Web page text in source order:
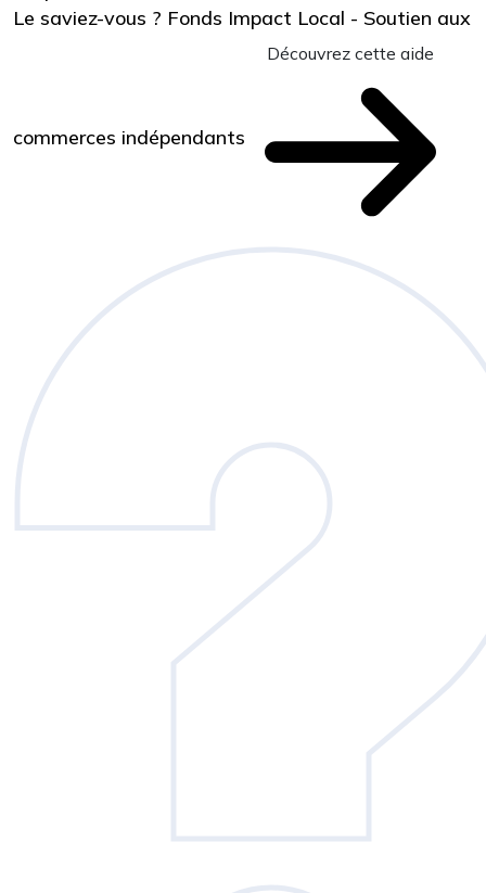
Le saviez-vous ? Fonds Impact Local - Soutien aux
commerces indépendants
Découvrez cette aide